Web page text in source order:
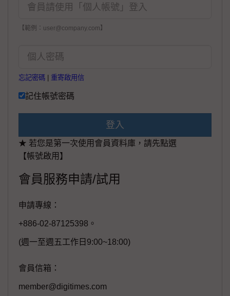
【範例：user@company.com】
忘記密碼 重寄啟用信
記住帳號密碼
登入
★ 若您是第一次使用會員資料庫，請先點選
【帳號啟用】
會員服務申請/試用
申請專線：
+886-02-87125398。
(週一至週五工作日9:00~18:00)
會員信箱：
member@digitimes.com